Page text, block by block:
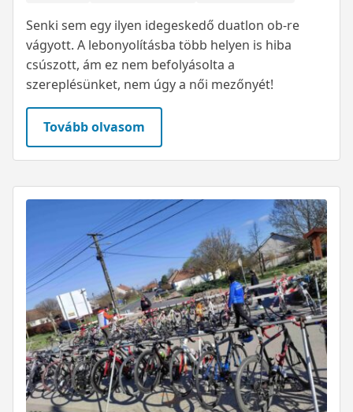
Senki sem egy ilyen idegeskedő duatlon ob-re
vágyott. A lebonyolításba több helyen is hiba
csúszott, ám ez nem befolyásolta a
szereplésünket, nem úgy a női mezőnyét!
Tovább olvasom